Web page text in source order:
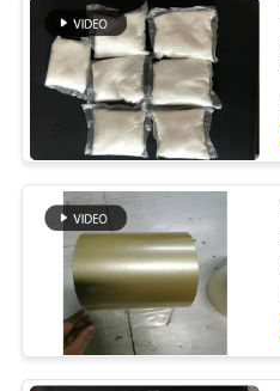
RECORRIDO
POR
FÁBRICA
CONTROL
CALIDAD
NOTICIAS